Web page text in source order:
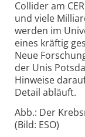
Collider am
und viele
werden im
eines kräftig
Neue
der Unis
Hinweise
Detail abläuft.
Abb.: Der
(Bild: ESO)